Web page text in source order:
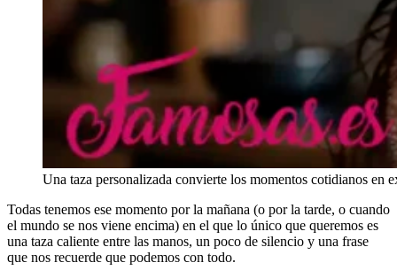
Una taza personalizada convierte los momentos cotidianos en
Todas tenemos ese momento por la mañana (o por la tarde, o cuando
el mundo se nos viene encima) en el que lo único que queremos es
una taza caliente entre las manos, un poco de silencio y una frase
que nos recuerde que podemos con todo.